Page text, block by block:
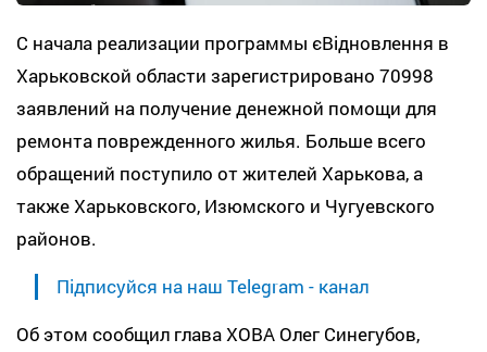
С начала реализации программы єВідновлення в
Харьковской области зарегистрировано 70998
заявлений на получение денежной помощи для
ремонта поврежденного жилья. Больше всего
обращений поступило от жителей Харькова, а
также Харьковского, Изюмского и Чугуевского
районов.
Підписуйся на наш Telegram - канал
Об этом сообщил глава ХОВА Олег Синегубов,